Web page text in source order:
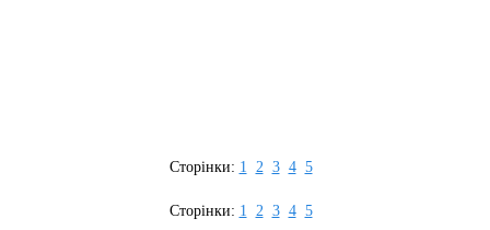
Сторінки: 1 2 3 4 5
Сторінки: 1 2 3 4 5